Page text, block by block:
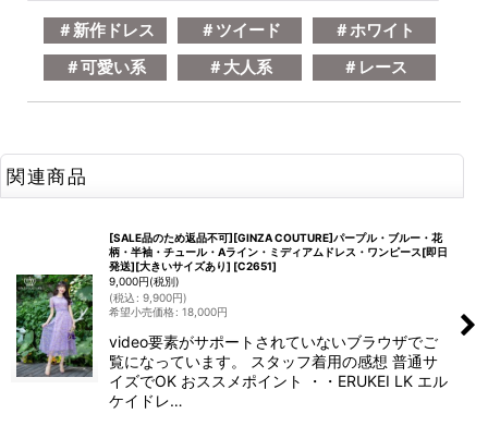
＃新作ドレス ＃ツイード
＃ホワイト
＃可愛い系
＃大人系 ＃レース
関連商品
[SALE品のため返品不可][GINZA COUTURE]パープル・ブルー・花
柄・半袖・チュール・Aライン・ミディアムドレス・ワンピース[即日
発送][大きいサイズあり] [C2651]
9,000円(税別)
(税込 : 9,900円)
希望小売価格: 18,000円
video要素がサポートされていないブラウザでご
覧になっています。 スタッフ着用の感想 普通サ
イズでOK おススメポイント ・・ERUKEI LK エル
ケイドレ…